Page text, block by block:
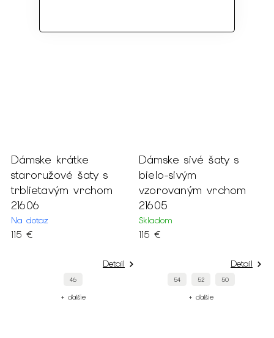
Dámske krátke
staroružové šaty s
trblietavým vrchom
21606
Na dotaz
115 €
Detail
46
+ ďalšie
Dámske sivé šaty s
bielo-sivým
vzorovaným vrchom
21605
Skladom
115 €
Detail
54 52 50
+ ďalšie